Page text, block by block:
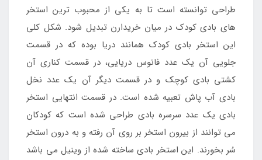
طراحی توانسته است تا به یکی از محبوب ترین استخر
های بادی کودک در میان خریدارن تبدیل شود. شکل کلی
این استخر بادی کودک همانند دریا بوده که در قسمت
جلویی آن یک عدد فانوس دریایی، در قسمت کناری آن
کشتی بادی کوچک و در قسمت دیگر آن یک عدد نخل
بادی آب پاش تعبیه شده است. در قسمت انتهایی استخر
بادی یک عدد سرسره بادی طراحی شده است که کودکان
می توانند از بیرون استخر بر روی آن رفته و به درون استخر
سُر بخورند. این استخر بادی ساخته شده از وینیل می باشد